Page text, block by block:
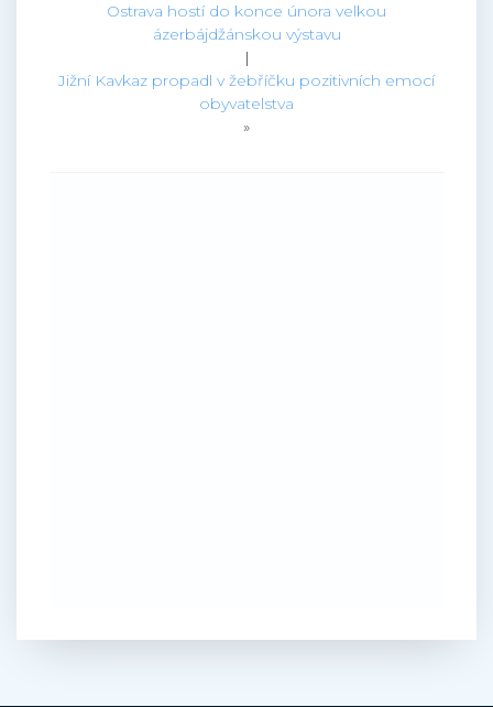
Ostrava hostí do konce února velkou
ázerbájdžánskou výstavu
|
Jižní Kavkaz propadl v žebříčku pozitivních emocí
obyvatelstva
»